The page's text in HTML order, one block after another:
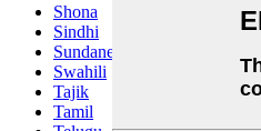
Shona
Sindhi
Sundanese
Swahili
Tajik
Tamil